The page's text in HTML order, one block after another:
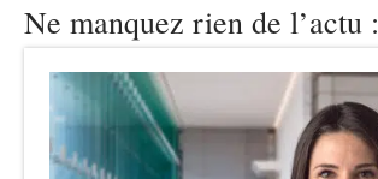
Ne manquez rien de l’actu :